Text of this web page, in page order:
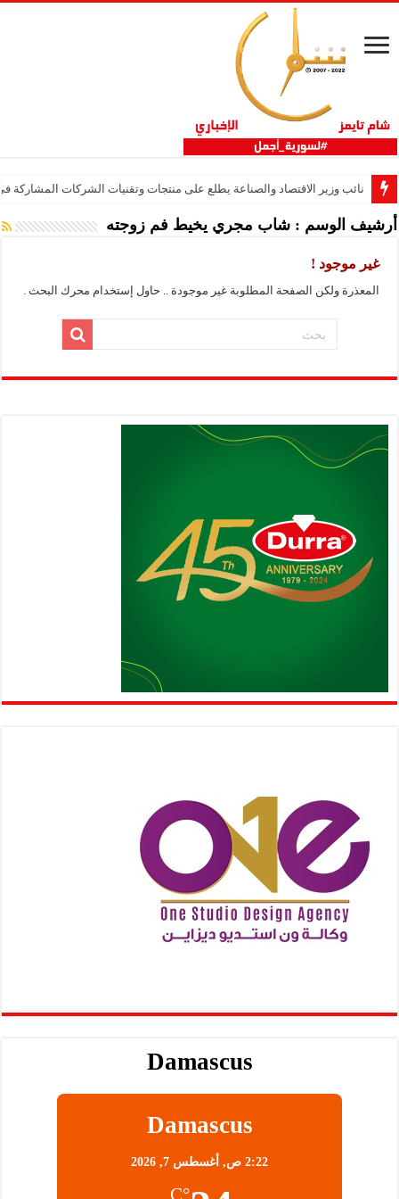
نائب وزير الاقتصاد والصناعة يطلع على منتجات وتقنيات الشركات المشاركة في
أرشيف الوسم :شاب مجري يخيط فم زوجته
غير موجود !
المعذرة ولكن الصفحة المطلوبة غير موجودة .. حاول إستخدام محرك البحث .
Damascus
Damascus
2:22 ص, أغسطس 7, 2026
°C